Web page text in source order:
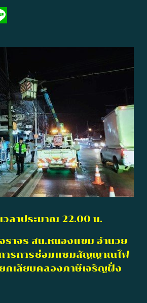
วลาประมาณ 22.00 น.
ราจร สน.หนองแขม อำนวย
การการซ่อมแซมสัญญาณไฟ
กเลียบคลองภาษีเจริญฝั่ง